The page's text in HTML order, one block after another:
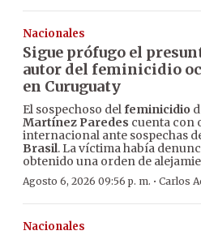
Nacionales
Sigue prófugo el
autor del feminicidio
en Curuguaty
El sospechoso delfeminicidio
Martínez Paredes cuenta con
internacional ante sospechas
Brasil. La víctima había
obtenido una orden de
Agosto 6, 2026 09:56 p. m. · Carlos
Nacionales